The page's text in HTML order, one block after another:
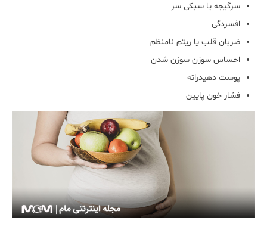
سرگیجه یا سبکی سر
افسردگی
ضربان قلب یا ریتم نامنظم
احساس سوزن سوزن شدن
پوست دهیدراته
فشار خون پایین